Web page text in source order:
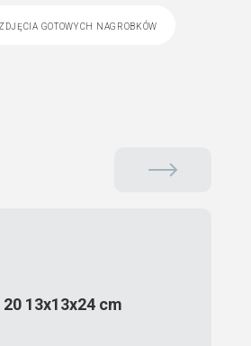
gotowych nagrobków
13x13x24 cm